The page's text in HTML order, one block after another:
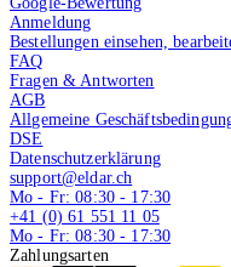
Anmeldung
Bestellungen einsehen,
FAQ
Fragen & Antworten
AGB
Allgemeine
DSE
Datenschutzerklärung
support@eldar.ch
Mo - Fr: 08:30 - 17:30
+41 (0) 61 551 11 05
Mo - Fr: 08:30 - 17:30
Zahlungsarten